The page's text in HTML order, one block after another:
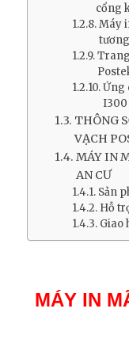
cổng
Máy
Ứng
I300
THÔNG
VẠCH
MÁY IN
AN CƯ
Sản
Hỗ
Giao
MÁY IN